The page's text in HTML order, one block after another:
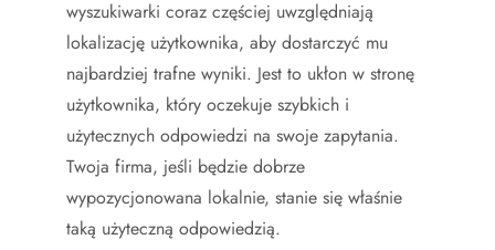
wyszukiwarki coraz częściej uwzględniają
lokalizację użytkownika, aby dostarczyć mu
najbardziej trafne wyniki. Jest to ukłon w stronę
użytkownika, który oczekuje szybkich i
użytecznych odpowiedzi na swoje zapytania.
Twoja firma, jeśli będzie dobrze
wypozycjonowana lokalnie, stanie się właśnie
taką użyteczną odpowiedzią.